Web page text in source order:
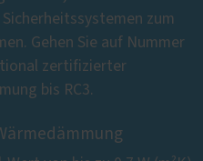
zum
Gehen Sie auf Nummer
zertifizierter
bis RC3.